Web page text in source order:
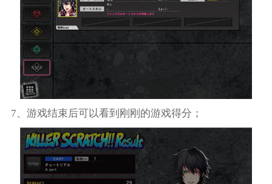
7、游戏结束后可以看到刚刚的游戏得分；